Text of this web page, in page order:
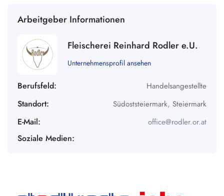
Arbeitgeber Informationen
Fleischerei Reinhard Rodler e.U.
Unternehmensprofil ansehen
Berufsfeld: Handelsangestellte
Standort: Südoststeiermark, Steiermark
E-Mail: office@rodler.or.at
Soziale Medien: